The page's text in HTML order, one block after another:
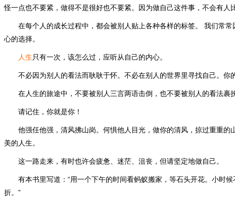
怪一点也不要紧，做得不是很好也不要紧。因为做自己这件事，不会有人
在每个人的成长过程中，都会被别人贴上各种各样的标签。 我们常
心的选择。
人生只有一次，该怎么过，应听从自己的内心。
不必因为别人的看法而耿耿于怀。不必在别人的世界里寻找自己。你
在人生的旅途中，不要被别人三言两语击倒，也不要被别人的看法裹
请记住，你就是你！
他强任他强，清风拂山岗。何惧他人目光，做你的清风，掠过重重的
美的人生。
这一路走来，有时也许会疲惫、迷茫、沮丧，但请坚定地做自己。
有本书里写道：“用一个下午的时间看蚂蚁搬家，等石头开花。小时
折。”